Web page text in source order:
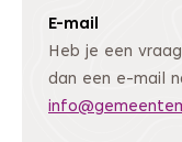
E-mail
Heb je een
dan een e-mail